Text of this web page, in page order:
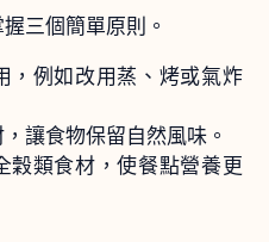
三個簡單原則。
，例如改用蒸、烤或氣炸
讓食物保留自然風味。
穀類食材，使餐點營養更